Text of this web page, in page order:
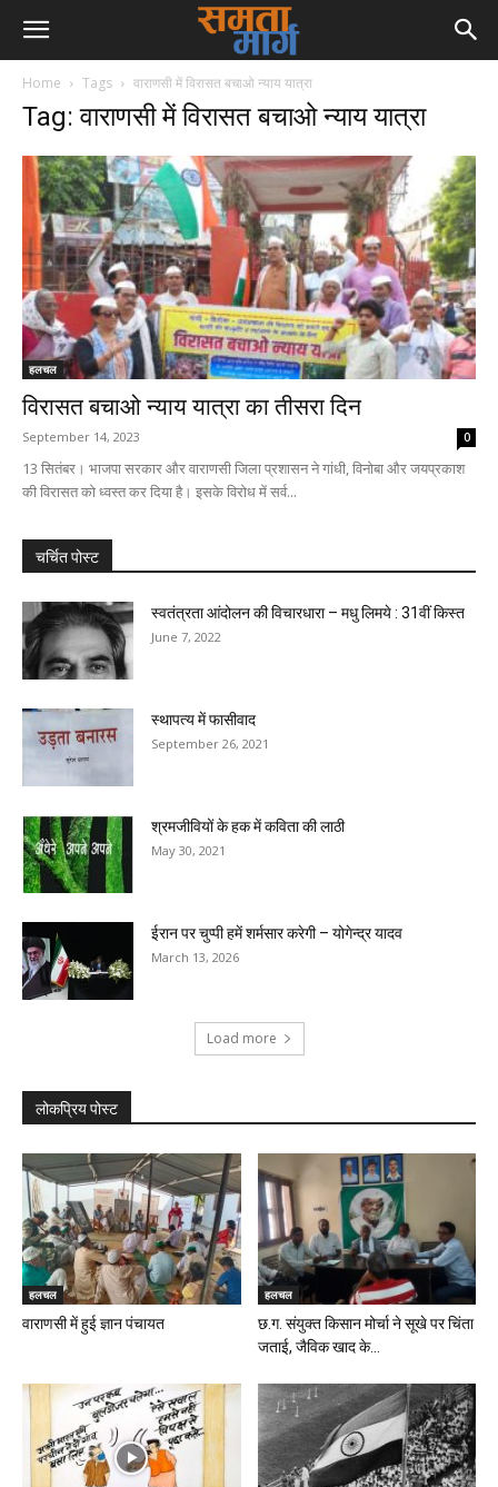
Home Tags वाराणसी में विरासत बचाओ न्याय यात्रा
Tag: वाराणसी में विरासत बचाओ न्याय यात्रा
हलचल
विरासत बचाओ न्याय यात्रा का तीसरा दिन
September 14, 2023 0
13 सितंबर। भाजपा सरकार और वाराणसी जिला प्रशासन ने गांधी, विनोबा और जयप्रकाश
की विरासत को ध्वस्त कर दिया है। इसके विरोध में सर्व...
चर्चित पोस्ट
स्वतंत्रता आंदोलन की विचारधारा – मधु लिमये : 31वीं किस्त
June 7, 2022
स्थापत्य में फासीवाद
September 26, 2021
श्रमजीवियों के हक में कविता की लाठी
May 30, 2021
ईरान पर चुप्पी हमें शर्मसार करेगी – योगेन्द्र यादव
March 13, 2026
Load more
लोकप्रिय पोस्ट
हलचल
वाराणसी में हुई ज्ञान पंचायत
हलचल
छ.ग. संयुक्त किसान मोर्चा ने सूखे पर चिंता
जताई, जैविक खाद के...